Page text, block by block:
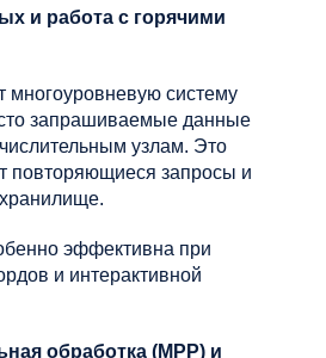
и работа с горячими
многоуровневую систему
запрашиваемые данные
узлам. Это
повторяющиеся запросы и
эффективна при
и интерактивной
обработка (MPP) и